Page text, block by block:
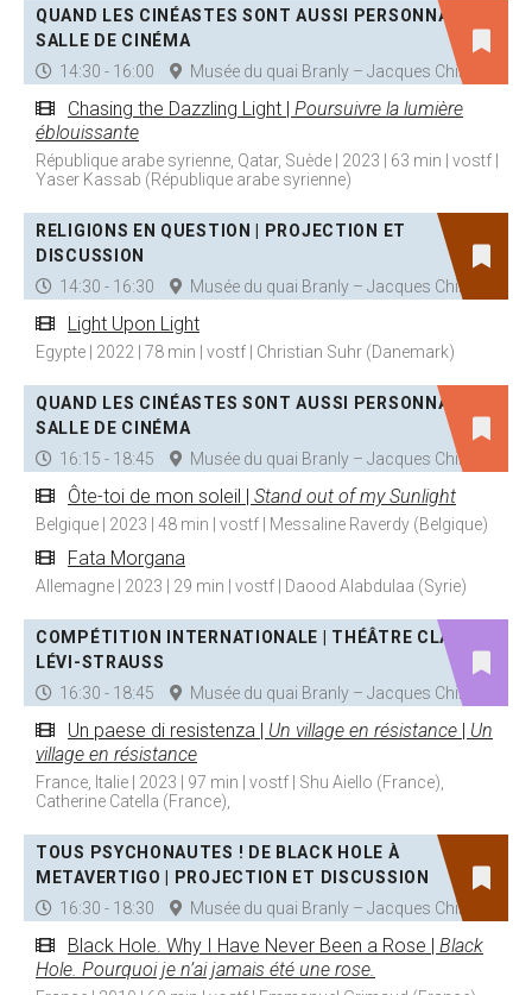
QUAND LES CINÉASTES SONT AUSSI PERSONNAGES |
SALLE DE CINÉMA
14:30 - 16:00
Musée du quai Branly – Jacques Chirac
Chasing the Dazzling Light | Poursuivre la lumière
éblouissante
République arabe syrienne, Qatar, Suède | 2023 | 63 min | vostf |
Yaser Kassab (République arabe syrienne)
RELIGIONS EN QUESTION | PROJECTION ET
DISCUSSION
14:30 - 16:30
Musée du quai Branly – Jacques Chirac
Light Upon Light
Egypte | 2022 | 78 min | vostf | Christian Suhr (Danemark)
QUAND LES CINÉASTES SONT AUSSI PERSONNAGES |
SALLE DE CINÉMA
16:15 - 18:45
Musée du quai Branly – Jacques Chirac
Ôte-toi de mon soleil | Stand out of my Sunlight
Belgique | 2023 | 48 min | vostf | Messaline Raverdy (Belgique)
Fata Morgana
Allemagne | 2023 | 29 min | vostf | Daood Alabdulaa (Syrie)
COMPÉTITION INTERNATIONALE | THÉÂTRE CLAUDE
LÉVI-STRAUSS
16:30 - 18:45
Musée du quai Branly – Jacques Chirac
Un paese di resistenza | Un village en résistance | Un
village en résistance
France, Italie | 2023 | 97 min | vostf | Shu Aiello (France),
Catherine Catella (France),
TOUS PSYCHONAUTES ! DE BLACK HOLE À
METAVERTIGO | PROJECTION ET DISCUSSION
16:30 - 18:30
Musée du quai Branly – Jacques Chirac
Black Hole. Why I Have Never Been a Rose | Black
Hole. Pourquoi je n’ai jamais été une rose.